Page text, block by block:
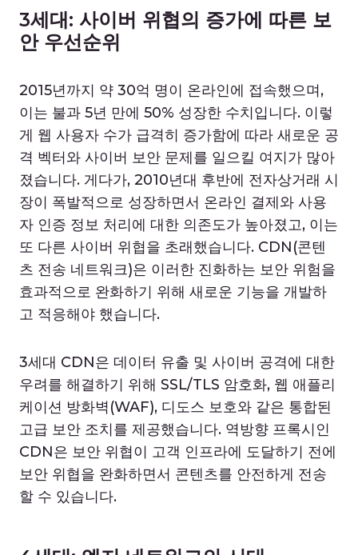
3세대: 사이버 위협의 증가에 따른 보
안 우선순위
2015년까지 약 30억 명이 온라인에 접속했으며,
이는 불과 5년 만에 50% 성장한 수치입니다. 이렇
게 웹 사용자 수가 급격히 증가함에 따라 새로운 공
격 벡터와 사이버 보안 문제를 일으킬 여지가 많아
졌습니다. 게다가, 2010년대 후반에 전자상거래 시
장이 폭발적으로 성장하면서 온라인 결제와 사용
자 인증 정보 처리에 대한 의존도가 높아졌고, 이는
또 다른 사이버 위협을 초래했습니다. CDN(콘텐
츠 전송 네트워크)은 이러한 진화하는 보안 위험을
효과적으로 완화하기 위해 새로운 기능을 개발하
고 적응해야 했습니다.
3세대 CDN은 데이터 유출 및 사이버 공격에 대한
우려를 해결하기 위해 SSL/TLS 암호화, 웹 애플리
케이션 방화벽(WAF), 디도스 보호와 같은 통합된
고급 보안 조치를 제공했습니다. 역방향 프록시인
CDN은 보안 위협이 고객 인프라에 도달하기 전에
보안 위협을 완화하면서 콘텐츠를 안전하게 전송
할 수 있습니다.